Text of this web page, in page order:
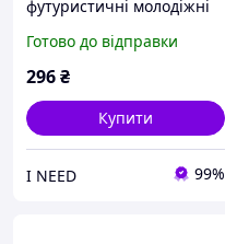
футуристичні молодіжні
чоловічі жіночі
Готово до відправки
296₴
Купити
I NEED 99%